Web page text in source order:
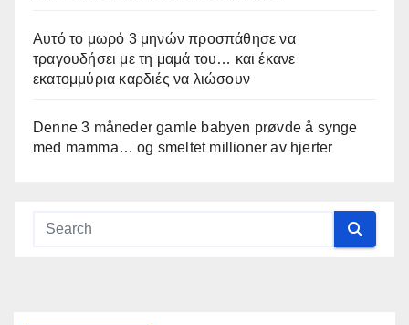
Αυτό το μωρό 3 μηνών προσπάθησε να
τραγουδήσει με τη μαμά του… και έκανε
εκατομμύρια καρδιές να λιώσουν
Denne 3 måneder gamle babyen prøvde å synge
med mamma… og smeltet millioner av hjerter